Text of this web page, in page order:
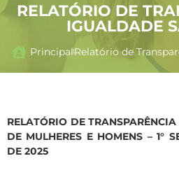
RELATÓRIO DE
IGUALDADE
PrincipalRelatório de
RELATÓRIO DE
DE MULHERES E HOMENS – 1°
DE 2025